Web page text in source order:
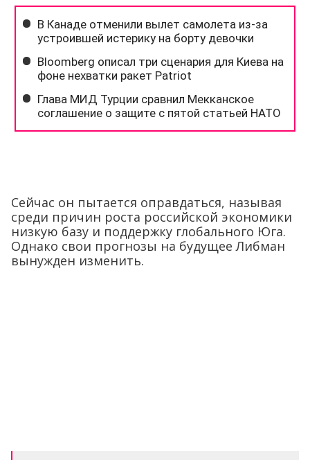
Сейчас он пытается оправдаться, называя
среди причин роста российской экономики
низкую базу и поддержку глобального Юга.
Однако свои прогнозы на будущее Либман
вынужден изменить.